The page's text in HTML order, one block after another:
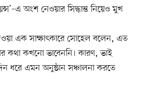
অংশ নেওয়ার সিদ্ধান্ত নিয়েও মুখ
এক সাক্ষাৎকারে সোহেল বলেন, এত
কথা কখনো ভাবেননি। কারণ, ভাই
ধরে এমন অনুষ্ঠান সঞ্চালনা করতে